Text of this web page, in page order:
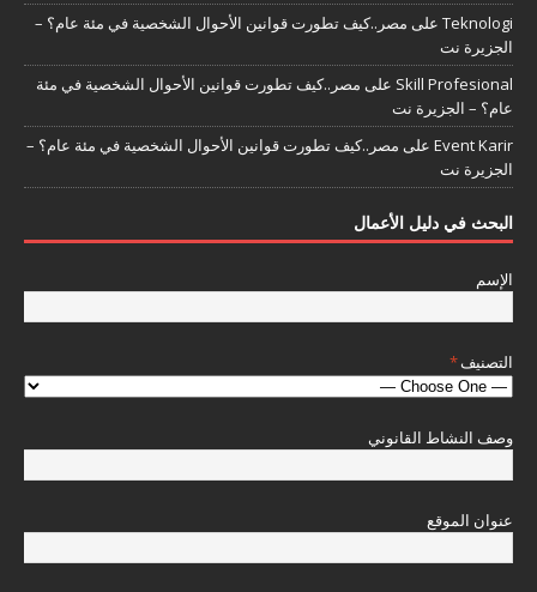
Teknologi على مصر..كيف تطورت قوانين الأحوال الشخصية في مئة عام؟ –
الجزيرة نت
Skill Profesional على مصر..كيف تطورت قوانين الأحوال الشخصية في مئة
عام؟ – الجزيرة نت
Event Karir على مصر..كيف تطورت قوانين الأحوال الشخصية في مئة عام؟ –
الجزيرة نت
البحث في دليل الأعمال
الإسم
التصنيف*
وصف النشاط القانوني
عنوان الموقع